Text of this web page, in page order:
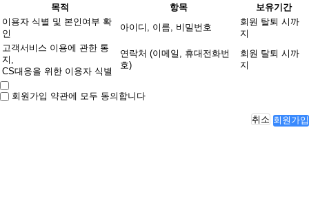
목적
항목
보유기간
이용자 식별 및 본인여부 확
인
아이디, 이름, 비밀번호
회원 탈퇴 시까
지
고객서비스 이용에 관한 통
지,
CS대응을 위한 이용자 식별
연락처 (이메일, 휴대전화번
호)
회원 탈퇴 시까
지
회원가입 약관에 모두 동의합니다
취소 회원가입